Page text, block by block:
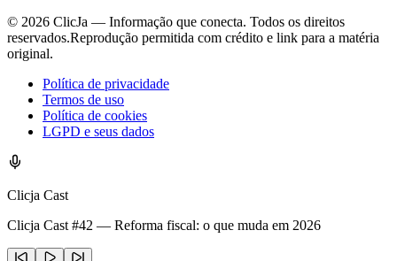
© 2026 ClicJa — Informação que conecta. Todos os direitos
reservados.Reprodução permitida com crédito e link para a matéria
original.
Política de privacidade
Termos de uso
Política de cookies
LGPD e seus dados
Clicja Cast
Clicja Cast #42 — Reforma fiscal: o que muda em 2026